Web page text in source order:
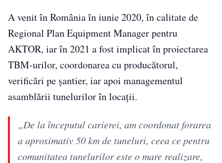
A venit în România în iunie 2020, în calitate de
Regional Plan Equipment Manager pentru
AKTOR, iar în 2021 a fost implicat în proiectarea
TBM-urilor, coordonarea cu producătorul,
verificări pe șantier, iar apoi managementul
asamblării tunelurilor în locații.
„De la începutul carierei, am coordonat forarea
a aproximativ 50 km de tuneluri, ceea ce pentru
comunitatea tunelurilor este o mare realizare,